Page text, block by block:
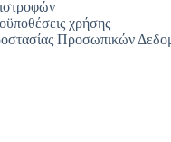
χρήσης
Προσωπικών